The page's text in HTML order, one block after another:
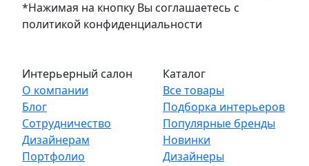
Интерьерный салон
О компании
Блог
Сотрудничество
Дизайнерам
Портфолио
Каталог
Все товары
Подборка интерьеров
Популярные бренды
Новинки
Дизайнеры
*Нажимая на кнопку Вы соглашаетесь с
политикой конфиденциальности